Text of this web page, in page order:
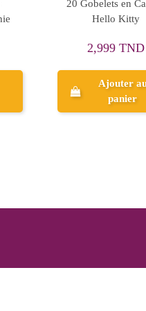
Set de 6 Sifflets
Anniversaire, Batman
3,998 TND
Ajouter au
panier